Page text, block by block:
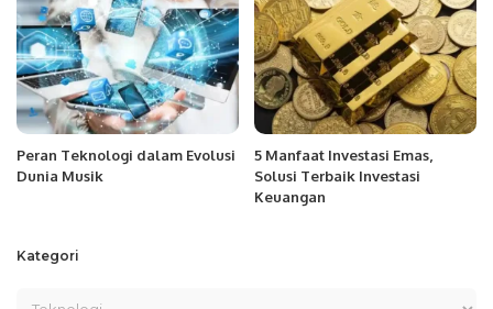
Peran Teknologi dalam Evolusi
Dunia Musik
5 Manfaat Investasi Emas,
Solusi Terbaik Investasi
Keuangan
Kategori